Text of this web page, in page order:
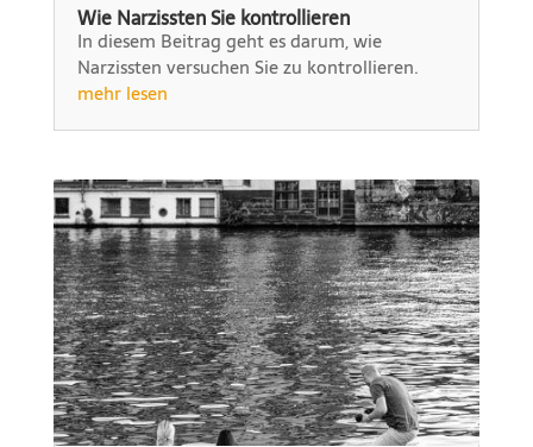
Wie Narzissten Sie kontrollieren
In diesem Beitrag geht es darum, wie
Narzissten versuchen Sie zu kontrollieren.
mehr lesen